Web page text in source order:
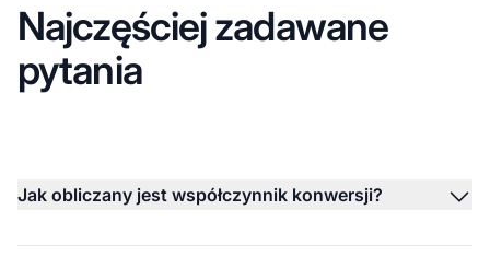
Najczęściej zadawane
pytania
Jak obliczany jest współczynnik konwersji?